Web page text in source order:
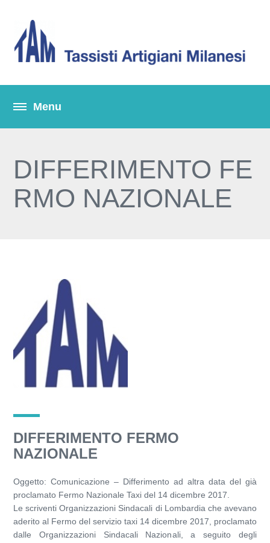
DIFFERIMENTO FE
RMO NAZIONALE
DIFFERIMENTO FERMO
NAZIONALE
Oggetto: Comunicazione – Differimento ad altra data del già
proclamato Fermo Nazionale Taxi del 14 dicembre 2017.
Le scriventi Organizzazioni Sindacali di Lombardia che avevano
aderito al Fermo del servizio taxi 14 dicembre 2017, proclamato
dalle Organizzazioni Sindacali Nazionali, a seguito degli